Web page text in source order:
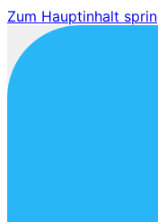
Zum Hauptinhalt